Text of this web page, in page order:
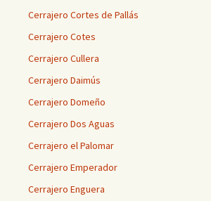
Cerrajero Cortes de Pallás
Cerrajero Cotes
Cerrajero Cullera
Cerrajero Daimús
Cerrajero Domeño
Cerrajero Dos Aguas
Cerrajero el Palomar
Cerrajero Emperador
Cerrajero Enguera